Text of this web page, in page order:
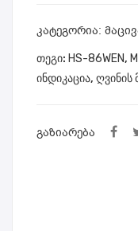
ᲙᲐᲢᲔᲒᲝᲠᲘᲐ:
ᲗᲔᲒᲘ: HS-86WEN,
ინდიკაცია, ღვინის
ᲒᲐᲖᲘᲐᲠᲔᲑᲐ